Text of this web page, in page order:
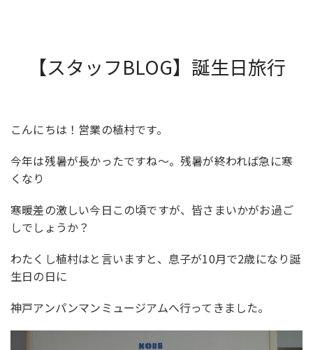
【スタッフBLOG】誕生日旅行
こんにちは！営業の植村です。
今年は残暑が長かったですね～。残暑が終われば急に寒
くなり
寒暖差の激しい今日この頃ですが、皆さまいかがお過ご
しでしょうか？
わたくし植村はと言いますと、息子が10月で2歳になり誕
生日の日に
神戸アンパンマンミュージアムへ行ってきました。